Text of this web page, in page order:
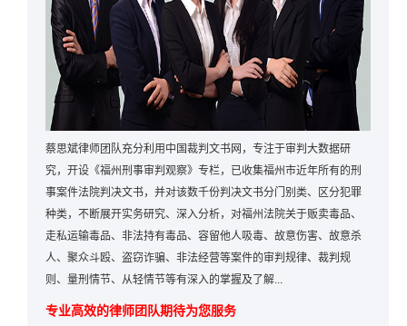
蔡思斌律师团队充分利用中国裁判文书网，专注于审判大数据研
究，开设《福州刑事审判观察》专栏，已收集福州市近年所有的刑
事案件法院判决文书，并对该数千份判决文书分门别类、区分犯罪
种类，不断展开实务研究、深入分析，对福州法院关于贩卖毒品、
走私运输毒品、非法持有毒品、容留他人吸毒、故意伤害、故意杀
人、聚众斗殴、盗窃诈骗、非法经营等案件的审判规律、裁判规
则、量刑情节、从轻情节等有深入的掌握及了解...
专业高效的律师团队期待为您服务